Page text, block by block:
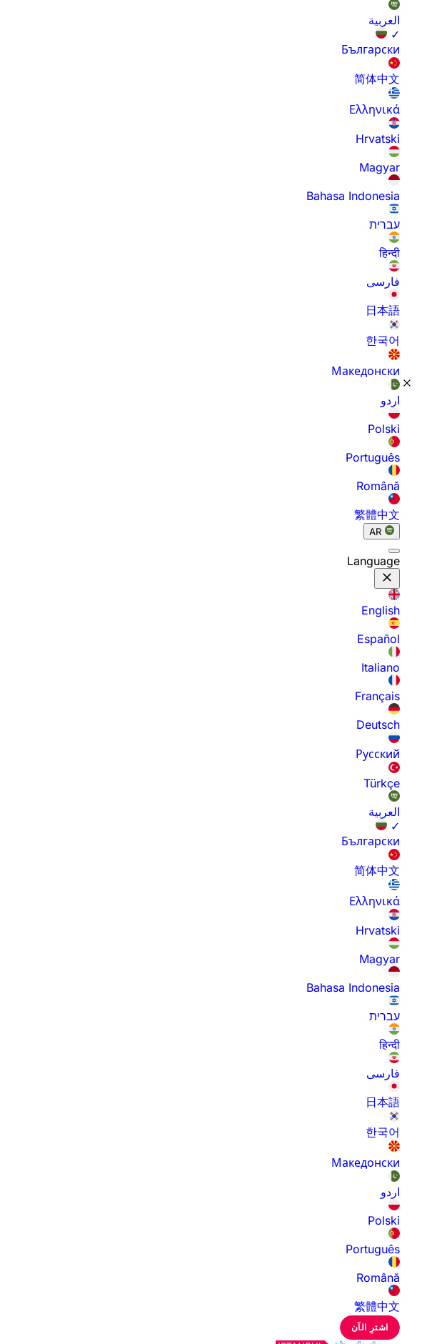
العربية
✓
Български
简体中文
Ελληνικά
Hrvatski
Magyar
Bahasa Indonesia
עברית
हिन्दी
فارسی
日本語
한국어
Македонски
اردو
Polski
Português
Română
繁體中文
AR
Language
English
Español
Italiano
Français
Deutsch
Русский
Türkçe
العربية
✓
Български
简体中文
Ελληνικά
Hrvatski
Magyar
Bahasa Indonesia
עברית
हिन्दी
فارسی
日本語
한국어
Македонски
اردو
Polski
Português
Română
繁體中文
اشترِ الآن